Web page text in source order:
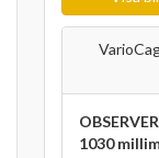
1030